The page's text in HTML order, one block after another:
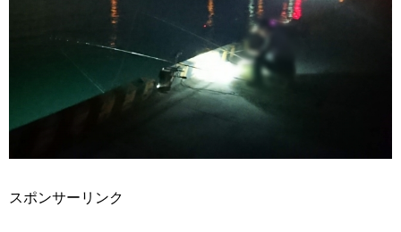
スポンサーリンク